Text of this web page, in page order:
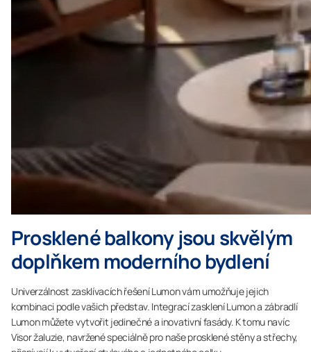
Prosklené balkony jsou skvělým
doplňkem moderního bydlení
Univerzálnost zasklívacích řešení Lumon vám umožňuje jejich
kombinaci podle vašich představ. Integrací zasklení Lumon a zábradlí
Lumon můžete vytvořit jedinečné a inovativní fasády. K tomu navíc
Visor žaluzie, navržené speciálně pro naše prosklené stěny a střechy,